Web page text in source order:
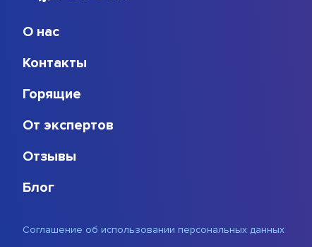
О нас
Контакты
Горящие
От экспертов
Отзывы
Блог
Соглашение об использовании персональных данных